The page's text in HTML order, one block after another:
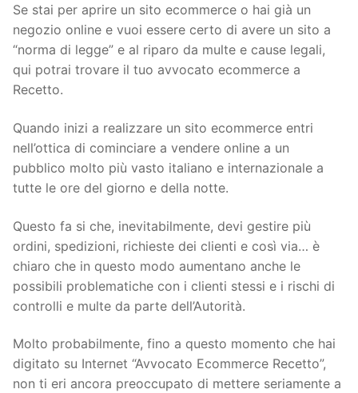
Se stai per aprire un sito ecommerce o hai già un
negozio online e vuoi essere certo di avere un sito a
“norma di legge” e al riparo da multe e cause legali,
qui potrai trovare il tuo avvocato ecommerce a
Recetto.
Quando inizi a realizzare un sito ecommerce entri
nell’ottica di cominciare a vendere online a un
pubblico molto più vasto italiano e internazionale a
tutte le ore del giorno e della notte.
Questo fa si che, inevitabilmente, devi gestire più
ordini, spedizioni, richieste dei clienti e così via… è
chiaro che in questo modo aumentano anche le
possibili problematiche con i clienti stessi e i rischi di
controlli e multe da parte dell’Autorità.
Molto probabilmente, fino a questo momento che hai
digitato su Internet “Avvocato Ecommerce Recetto”,
non ti eri ancora preoccupato di mettere seriamente a